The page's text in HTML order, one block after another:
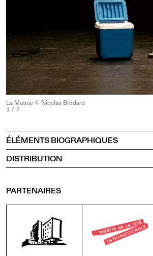
La Matrue © Nicolas Brodard
1 / 7
ÉLÉMENTS BIOGRAPHIQUES
DISTRIBUTION
PARTENAIRES